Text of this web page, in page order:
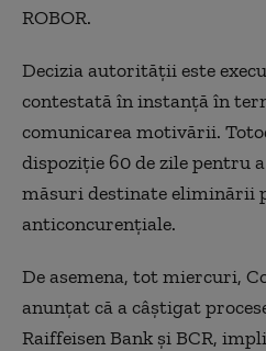
ROBOR.
Decizia autorității este
contestată în instanță în
comunicarea motivării.
dispoziție 60 de zile pentru
măsuri destinate eliminării
anticoncurențiale.
De asemena, tot miercuri,
anunțat că a câştigat
Raiffeisen Bank și BCR,